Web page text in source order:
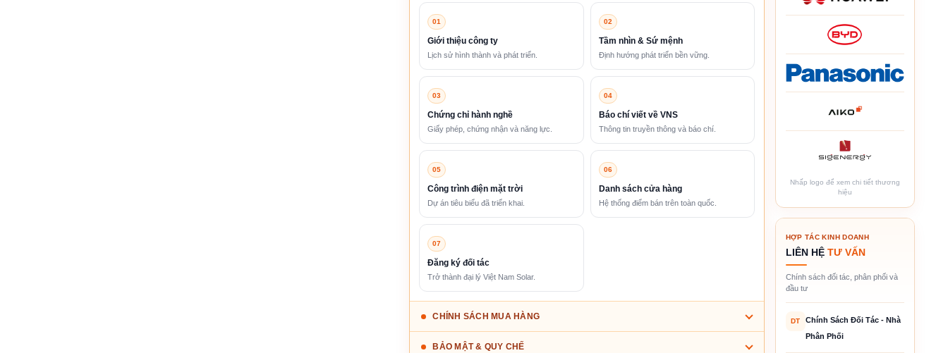
01
Giới thiệu công ty
Lịch sử hình thành và phát triển.
02
Tầm nhìn & Sứ mệnh
Định hướng phát triển bền vững.
03
Chứng chỉ hành nghề
Giấy phép, chứng nhận và năng lực.
04
Báo chí viết về VNS
Thông tin truyền thông và báo chí.
05
Công trình điện mặt trời
Dự án tiêu biểu đã triển khai.
06
Danh sách cửa hàng
Hệ thống điểm bán trên toàn quốc.
07
Đăng ký đối tác
Trở thành đại lý Việt Nam Solar.
CHÍNH SÁCH MUA HÀNG
BẢO MẬT & QUY CHẾ
Nhấp logo để xem chi tiết thương
hiệu
HỢP TÁC KINH DOANH
LIÊN HỆ TƯ VẤN
Chính sách đối tác, phân phối và
đầu tư
DT
Chính Sách Đối Tác - Nhà
Phân Phối